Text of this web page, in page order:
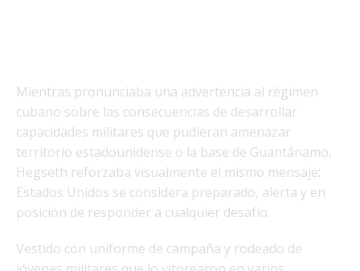
Mientras pronunciaba una advertencia al régimen
cubano sobre las consecuencias de desarrollar
capacidades militares que pudieran amenazar
territorio estadounidense o la base de Guantánamo,
Hegseth reforzaba visualmente el mismo mensaje:
Estados Unidos se considera preparado, alerta y en
posición de responder a cualquier desafío.
Vestido con uniforme de campaña y rodeado de